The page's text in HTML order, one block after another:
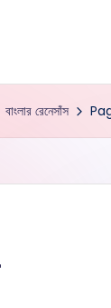
বাংলার রেনেসাঁস